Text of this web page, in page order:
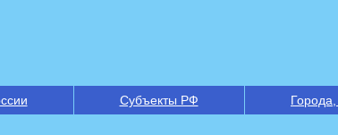
Субъекты РФ